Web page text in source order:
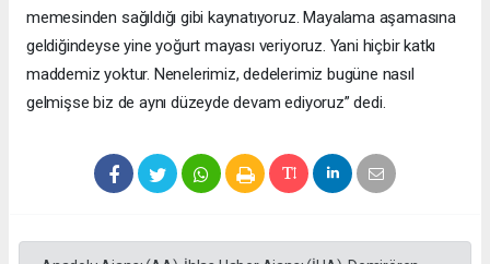
memesinden sağıldığı gibi kaynatıyoruz. Mayalama aşamasına
geldiğindeyse yine yoğurt mayası veriyoruz. Yani hiçbir katkı
maddemiz yoktur. Nenelerimiz, dedelerimiz bugüne nasıl
gelmişse biz de aynı düzeyde devam ediyoruz” dedi.